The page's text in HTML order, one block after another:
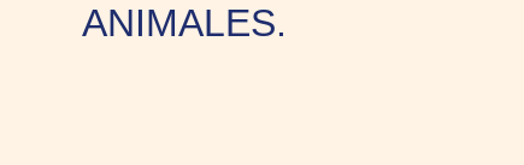
ANIMALES.